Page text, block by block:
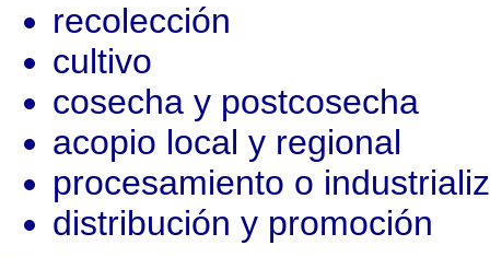
recolección
cultivo
cosecha y postcosecha
acopio local y regional
procesamiento o
distribución y promoción